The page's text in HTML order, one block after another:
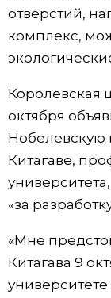
Общество
Культура
Жизнь
Технологии
Токио
От редакции
Еда и
отверстий,
комплекс,
Королевская
октября
Нобелевскую
Китагаве,
«за
«Мне
Китагава 9